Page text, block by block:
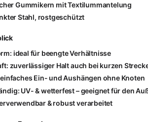
Gummikern mit Textilummantelung
Stahl, rostgeschützt
ideal für beengte Verhältnisse
zuverlässiger Halt auch bei kurzen
Ein- und Aushängen ohne Knoten
UV- & wetterfest – geeignet für den
& robust verarbeitet